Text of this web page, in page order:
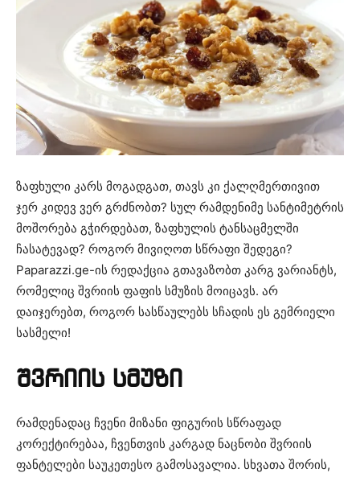
ზაფხული კარს მოგადგათ, თავს კი ქალღმერთივით
ჯერ კიდევ ვერ გრძნობთ? სულ რამდენიმე სანტიმეტრის
მოშორება გჭირდებათ, ზაფხულის ტანსაცმელში
ჩასატევად? როგორ მივიღოთ სწრაფი შედეგი?
Paparazzi.ge-ის რედაქცია გთავაზობთ კარგ ვარიანტს,
რომელიც შვრიის ფაფის სმუზის მოიცავს. არ
დაიჯერებთ, როგორ სასწაულებს სჩადის ეს გემრიელი
სასმელი!
შვრიის სმუზი
რამდენადაც ჩვენი მიზანი ფიგურის სწრაფად
კორექტირებაა, ჩვენთვის კარგად ნაცნობი შვრიის
ფანტელები საუკეთესო გამოსავალია. სხვათა შორის,